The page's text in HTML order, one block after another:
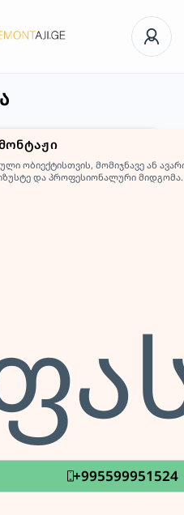
+995599951524
ობიექტისთვის, მომიჯნავე ან
და პროფესიონალური
ჭრას, კონსტრუქციების დაშლას,
ასრულებს როგორც
[…]